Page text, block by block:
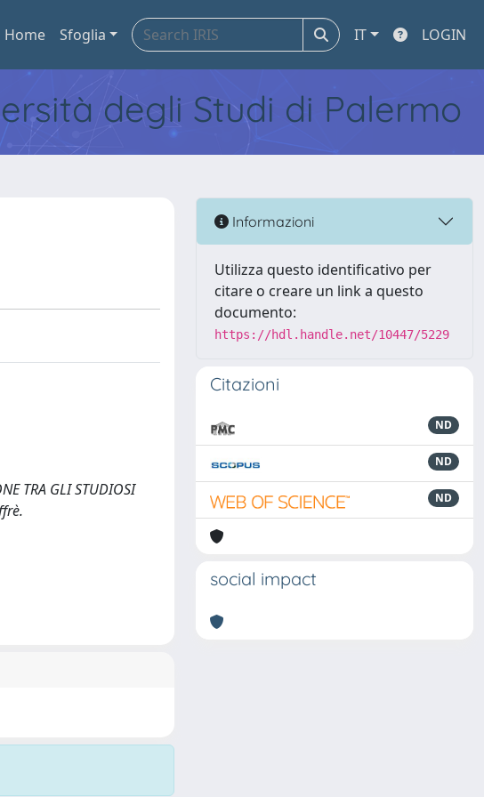
Home Sfoglia IT LOGIN
degli Studi di Palermo
TRA GLI STUDIOSI
Informazioni
Utilizza questo identificativo per
citare o creare un link a questo
documento:
https://hdl.handle.net/10447/5229
Citazioni
ND
ND
ND
social impact